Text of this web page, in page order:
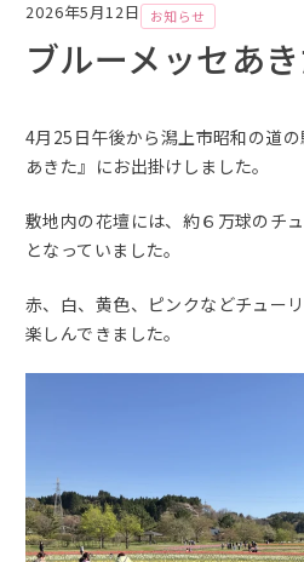
2026年5月12日 お知らせ
ブルーメッセあ
4月25日午後から潟上市昭和の道
あきた』にお出掛けしました。
敷地内の花壇には、約６万球のチ
となっていました。
赤、白、黄色、ピンクなどチュー
楽しんできました。
ブ